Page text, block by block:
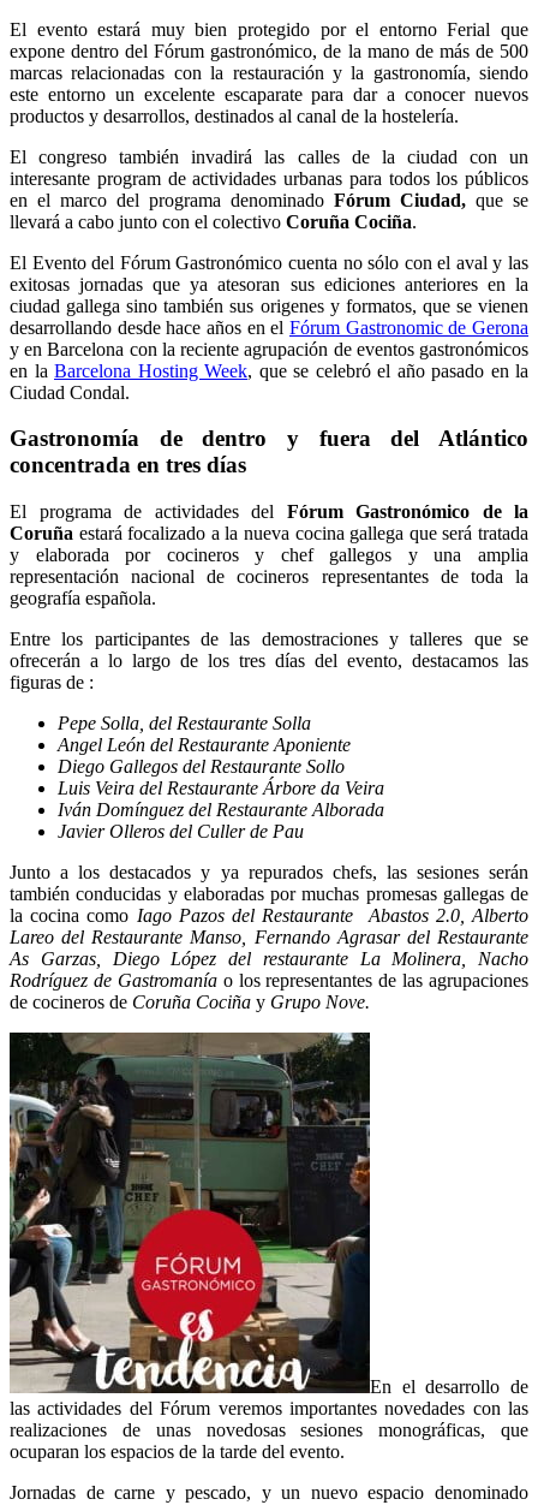
El evento estará muy bien protegido por el entorno Ferial que
expone dentro del Fórum gastronómico, de la mano de más de 500
marcas relacionadas con la restauración y la gastronomía, siendo
este entorno un excelente escaparate para dar a conocer nuevos
productos y desarrollos, destinados al canal de la hostelería.
El congreso también invadirá las calles de la ciudad con un
interesante program de actividades urbanas para todos los públicos
en el marco del programa denominado Fórum Ciudad, que se
llevará a cabo junto con el colectivo Coruña Cociña.
El Evento del Fórum Gastronómico cuenta no sólo con el aval y las
exitosas jornadas que ya atesoran sus ediciones anteriores en la
ciudad gallega sino también sus origenes y formatos, que se vienen
desarrollando desde hace años en el Fórum Gastronomic de Gerona
y en Barcelona con la reciente agrupación de eventos gastronómicos
en la Barcelona Hosting Week, que se celebró el año pasado en la
Ciudad Condal.
Gastronomía de dentro y fuera del Atlántico
concentrada en tres días
El programa de actividades del Fórum Gastronómico de la
Coruña estará focalizado a la nueva cocina gallega que será tratada
y elaborada por cocineros y chef gallegos y una amplia
representación nacional de cocineros representantes de toda la
geografía española.
Entre los participantes de las demostraciones y talleres que se
ofrecerán a lo largo de los tres días del evento, destacamos las
figuras de :
Pepe Solla, del Restaurante Solla
Angel León del Restaurante Aponiente
Diego Gallegos del Restaurante Sollo
Luis Veira del Restaurante Árbore da Veira
Iván Domínguez del Restaurante Alborada
Javier Olleros del Culler de Pau
Junto a los destacados y ya repurados chefs, las sesiones serán
también conducidas y elaboradas por muchas promesas gallegas de
la cocina como Iago Pazos del Restaurante Abastos 2.0, Alberto
Lareo del Restaurante Manso, Fernando Agrasar del Restaurante
As Garzas, Diego López del restaurante La Molinera, Nacho
Rodríguez de Gastromaníao los representantes de las agrupaciones
de cocineros de Coruña Cociña y Grupo Nove.
En el desarrollo de
las actividades del Fórum veremos importantes novedades con las
realizaciones de unas novedosas sesiones monográficas, que
ocuparan los espacios de la tarde del evento.
Jornadas de carne y pescado, y un nuevo espacio denominado